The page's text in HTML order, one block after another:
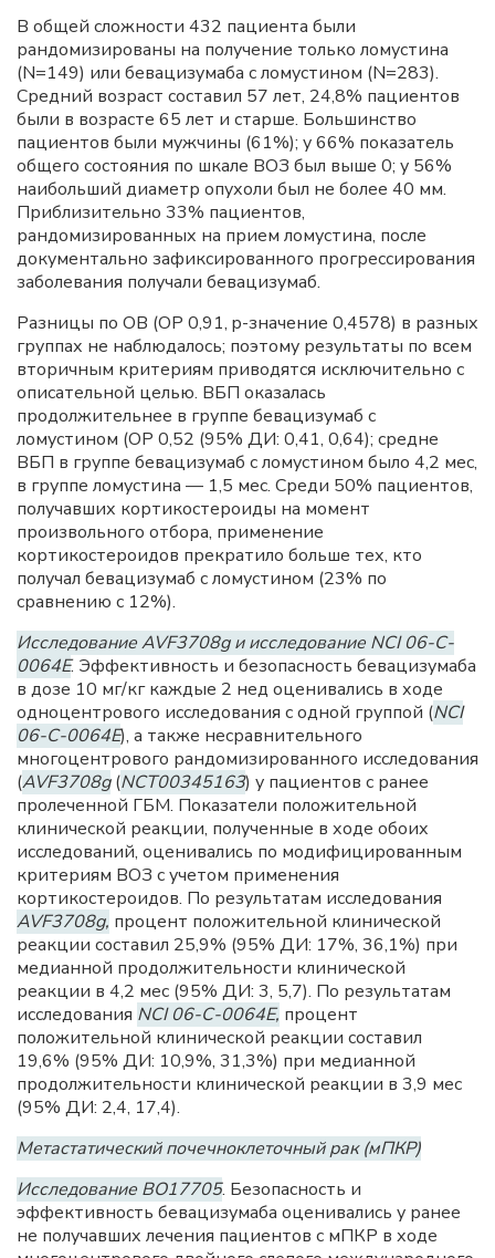
В общей сложности 432 пациента были
рандомизированы на получение только ломустина
(N=149) или бевацизумаба с ломустином (N=283).
Средний возраст составил 57 лет, 24,8% пациентов
были в возрасте 65 лет и старше. Большинство
пациентов были мужчины (61%); у 66% показатель
общего состояния по шкале ВОЗ был выше 0; у 56%
наибольший диаметр опухоли был не более 40 мм.
Приблизительно 33% пациентов,
рандомизированных на прием ломустина, после
документально зафиксированного прогрессирования
заболевания получали бевацизумаб.
Разницы по ОВ (ОР 0,91, p-значение 0,4578) в разных
группах не наблюдалось; поэтому результаты по всем
вторичным критериям приводятся исключительно с
описательной целью. ВБП оказалась
продолжительнее в группе бевацизумаб с
ломустином (ОР 0,52 (95% ДИ: 0,41, 0,64); средне
ВБП в группе бевацизумаб с ломустином было 4,2 мес,
в группе ломустина — 1,5 мес. Среди 50% пациентов,
получавших кортикостероиды на момент
произвольного отбора, применение
кортикостероидов прекратило больше тех, кто
получал бевацизумаб с ломустином (23% по
сравнению с 12%).
Исследование AVF3708g и исследование NCI 06-C-
0064E. Эффективность и безопасность бевацизумаба
в дозе 10 мг/кг каждые 2 нед оценивались в ходе
одноцентрового исследования с одной группой (NCI
06-C-0064E), а также несравнительного
многоцентрового рандомизированного исследования
(AVF3708g(NCT00345163) у пациентов с ранее
пролеченной ГБМ. Показатели положительной
клинической реакции, полученные в ходе обоих
исследований, оценивались по модифицированным
критериям ВОЗ с учетом применения
кортикостероидов. По результатам исследования
AVF3708g, процент положительной клинической
реакции составил 25,9% (95% ДИ: 17%, 36,1%) при
медианной продолжительности клинической
реакции в 4,2 мес (95% ДИ: 3, 5,7). По результатам
исследования NCI 06-C-0064E, процент
положительной клинической реакции составил
19,6% (95% ДИ: 10,9%, 31,3%) при медианной
продолжительности клинической реакции в 3,9 мес
(95% ДИ: 2,4, 17,4).
Метастатический почечноклеточный рак (мПКР)
Исследование BO17705. Безопасность и
эффективность бевацизумаба оценивались у ранее
не получавших лечения пациентов с мПКР в ходе